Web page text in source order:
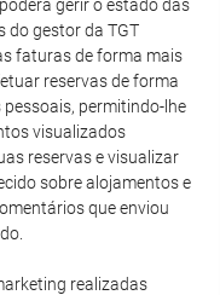
gerir o estado das
do gestor da TGT
faturas de forma mais
reservas de forma
permitindo-lhe
visualizados
reservas e visualizar
sobre alojamentos e
que enviou
realizadas